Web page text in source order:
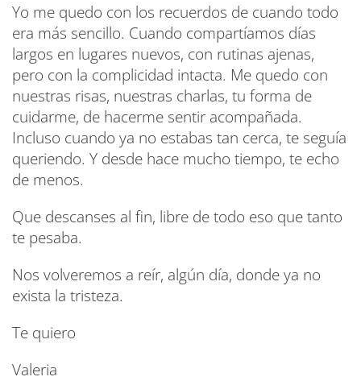
Yo me quedo con los recuerdos de cuando todo
era más sencillo. Cuando compartíamos días
largos en lugares nuevos, con rutinas ajenas,
pero con la complicidad intacta. Me quedo con
nuestras risas, nuestras charlas, tu forma de
cuidarme, de hacerme sentir acompañada.
Incluso cuando ya no estabas tan cerca, te seguía
queriendo. Y desde hace mucho tiempo, te echo
de menos.
Que descanses al fin, libre de todo eso que tanto
te pesaba.
Nos volveremos a reír, algún día, donde ya no
exista la tristeza.
Te quiero
Valeria